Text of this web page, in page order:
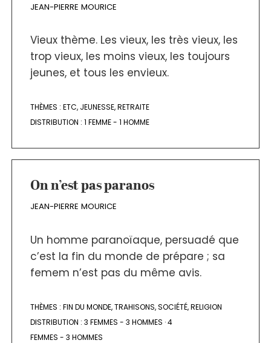
JEAN-PIERRE MOURICE
Vieux thème. Les vieux, les très vieux, les
trop vieux, les moins vieux, les toujours
jeunes, et tous les envieux.
THÈMES : ETC, JEUNESSE,RETRAITE
DISTRIBUTION : 1 FEMME - 1 HOMME
On n’est pas paranos
JEAN-PIERRE MOURICE
Un homme paranoïaque, persuadé que
c’est la fin du monde de prépare ; sa
femem n’est pas du même avis.
THÈMES : FIN DU MONDE,TRAHISONS,SOCIÉTÉ,RELIGION
DISTRIBUTION : 3 FEMMES - 3 HOMMES ·4
FEMMES - 3 HOMMES